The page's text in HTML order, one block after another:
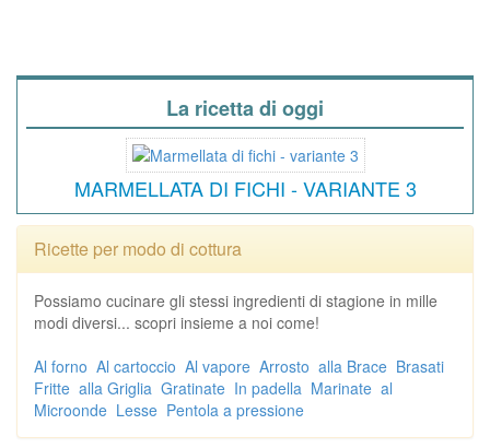
La ricetta di oggi
MARMELLATA DI FICHI - VARIANTE 3
Ricette per modo di cottura
Possiamo cucinare gli stessi ingredienti di stagione in mille
modi diversi... scopri insieme a noi come!
Al forno Al cartoccio Al vapore Arrosto alla Brace Brasati
Fritte alla Griglia Gratinate In padella Marinate al
Microonde Lesse Pentola a pressione